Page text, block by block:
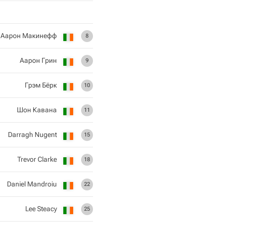
8
Аарон Макинефф
9
Аарон Грин
10
Грэм Бёрк
11
Шон Кавана
15
Darragh Nugent
18
Trevor Clarke
22
Daniel Mandroiu
25
Lee Steacy